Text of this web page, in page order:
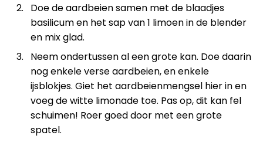
Doe de aardbeien samen met de blaadjes
basilicum en het sap van 1 limoen in de blender
en mix glad.
Neem ondertussen al een grote kan. Doe daarin
nog enkele verse aardbeien, en enkele
ijsblokjes. Giet het aardbeienmengsel hier in en
voeg de witte limonade toe. Pas op, dit kan fel
schuimen! Roer goed door met een grote
spatel.